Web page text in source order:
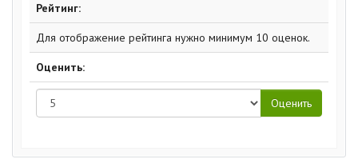
Рейтинг:
Для отображение рейтинга нужно минимум 10 оценок.
Оценить: